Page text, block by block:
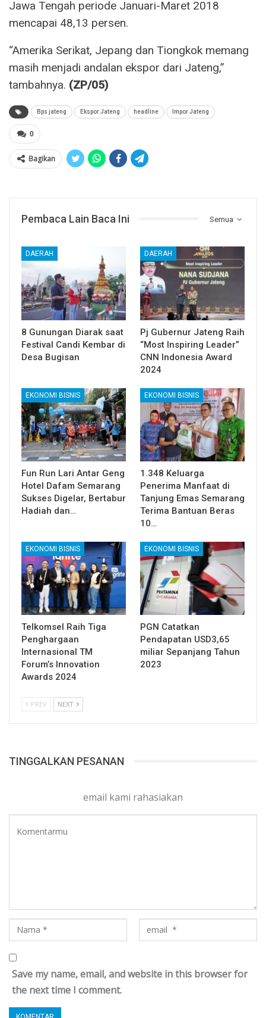
Jawa Tengah periode Januari-Maret 2018
mencapai 48,13 persen.
“Amerika Serikat, Jepang dan Tiongkok memang
masih menjadi andalan ekspor dari Jateng,”
tambahnya. (ZP/05)
Bps jateng Ekspor Jateng headline Impor Jateng
0
Bagikan
Semua
Pembaca Lain Baca Ini
DAERAH
8 Gunungan Diarak saat
Festival Candi Kembar di
Desa Bugisan
DAERAH
Pj Gubernur Jateng Raih
“Most Inspiring Leader”
CNN Indonesia Award
2024
EKONOMI BISNIS
Fun Run Lari Antar Geng
Hotel Dafam Semarang
Sukses Digelar, Bertabur
Hadiah dan…
EKONOMI BISNIS
1.348 Keluarga
Penerima Manfaat di
Tanjung Emas Semarang
Terima Bantuan Beras
10…
EKONOMI BISNIS
Telkomsel Raih Tiga
Penghargaan
Internasional TM
Forum’s Innovation
Awards 2024
EKONOMI BISNIS
PGN Catatkan
Pendapatan USD3,65
miliar Sepanjang Tahun
2023
PREV NEXT
TINGGALKAN PESANAN
email kami rahasiakan
Save my name, email, and website in this browser for
the next time I comment.